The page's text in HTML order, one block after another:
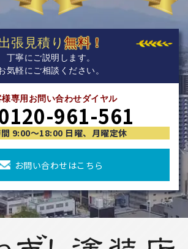
張見積り無料！
丁寧にご説明します。
気軽にご相談ください。
様専用お問い合わせダイヤル
961-561
9:00〜18:00 日曜、月曜定休
お問い合わせはこちら